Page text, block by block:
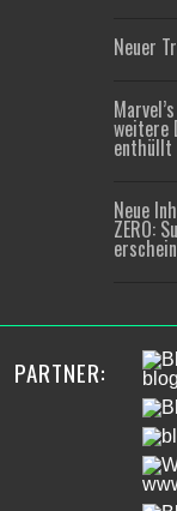
Neuer
weitere
enthüllt
Neue
ZERO:
PARTNER: